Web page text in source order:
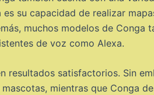
su capacidad de realizar
muchos modelos de Conga
de voz como Alexa.
satisfactorios. Sin
mientras que Conga